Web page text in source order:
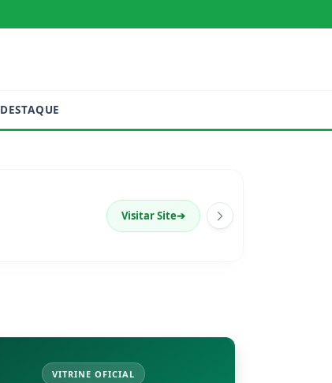
DESTAQUE
Visitar Site➔
VITRINE OFICIAL